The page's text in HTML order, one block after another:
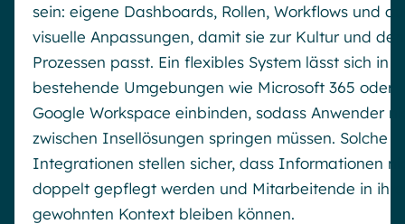
sein: eigene Dashboards, Rollen, Workflows und
visuelle Anpassungen, damit sie zur Kultur und den
Prozessen passt. Ein flexibles System lässt sich in
bestehende Umgebungen wie Microsoft 365 oder
Google Workspace einbinden, sodass Anwender
zwischen Insellösungen springen müssen. Solche
Integrationen stellen sicher, dass Informationen
doppelt gepflegt werden und Mitarbeitende in
gewohnten Kontext bleiben können.